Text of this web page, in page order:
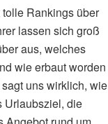
tolle Rankings über
lassen sich groß
aus, welches
wie erbaut worden
uns wirklich, wie
Urlaubsziel, die